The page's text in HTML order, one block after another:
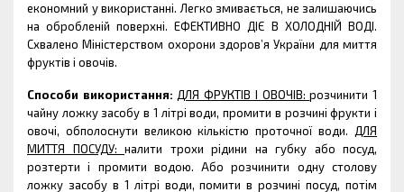
економний у використанні. Легко змивається, не залишаючись
на обробленій поверхні. ЕФЕКТИВНО ДІЄ В ХОЛОДНІЙ ВОДІ.
Схвалено Міністерством охорони здоров’я України для миття
фруктів і овочів.
Способи використання: ДЛЯ ФРУКТІВ І ОВОЧІВ:розчинити 1
чайну ложку засобу в 1 літрі води, промити в розчині фрукти і
овочі, обполоснути великою кількістю проточної води. ДЛЯ
МИТТЯ ПОСУДУ: налити трохи рідини на губку або посуд,
розтерти і промити водою. Або розчинити одну столову
ложку засобу в 1 літрі води, помити в розчині посуд, потім